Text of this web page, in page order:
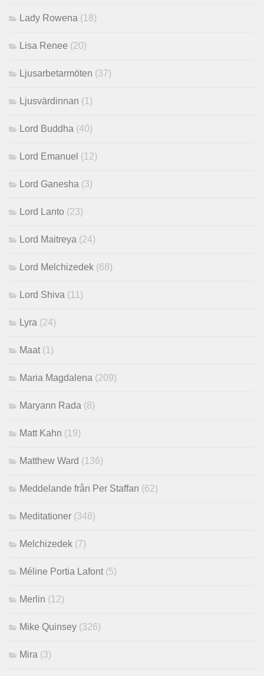
Lady Rowena (18)
Lisa Renee (20)
Ljusarbetarmöten (37)
Ljusvärdinnan (1)
Lord Buddha (40)
Lord Emanuel (12)
Lord Ganesha (3)
Lord Lanto (23)
Lord Maitreya (24)
Lord Melchizedek (68)
Lord Shiva (11)
Lyra (24)
Maat (1)
Maria Magdalena (209)
Maryann Rada (8)
Matt Kahn (19)
Matthew Ward (136)
Meddelande från Per Staffan (62)
Meditationer (348)
Melchizedek (7)
Méline Portia Lafont (5)
Merlin (12)
Mike Quinsey (326)
Mira (3)